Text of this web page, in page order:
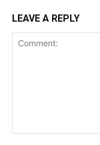
LEAVE A REPLY